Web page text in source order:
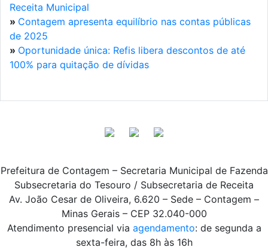
Receita Municipal
» Contagem apresenta equilíbrio nas contas públicas
de 2025
» Oportunidade única: Refis libera descontos de até
100% para quitação de dívidas
Prefeitura de Contagem – Secretaria Municipal de Fazenda
Subsecretaria do Tesouro / Subsecretaria de Receita
Av. João Cesar de Oliveira, 6.620 – Sede – Contagem –
Minas Gerais – CEP 32.040-000
Atendimento presencial via agendamento: de segunda a
sexta-feira, das 8h às 16h